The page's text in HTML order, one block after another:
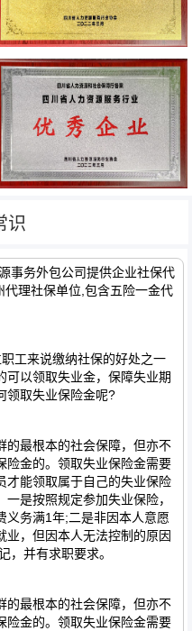
识
事务外包公司提供企业社保代
理社保单位,包含五险一金代
来说缴纳社保的好处之一
可以领取失业金，保障失业期
领取失业保险金呢?
最根本的社会保障，但亦不
险金的。领取失业保险金需要
才能领取属于自己的失业保险
是按照规定参加失业保险，
义务满1年;二是非因本人意愿
业，但因本人无法控制的原因
，并有求职要求。
最根本的社会保障，但亦不
险金的。领取失业保险金需要